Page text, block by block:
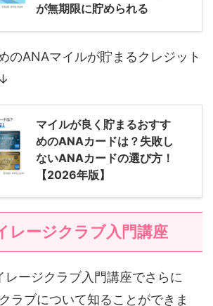
が無期限に貯められる
のANAマイルが貯まるクレジット
マイルが良く貯まるおすす
めのANAカードは？失敗し
ないANAカードの選び方！
【2026年版】
レージクラブ入門講座
レージクラブ入門講座でさらに
ラブについて知ることができま